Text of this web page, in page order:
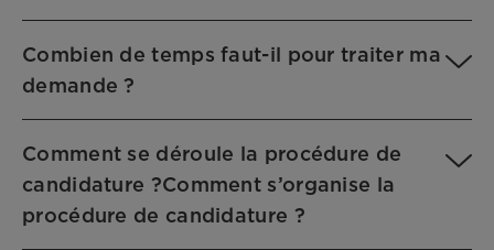
Combien de temps faut-il pour traiter ma
demande ?
Comment se déroule la procédure de
candidature ?Comment s’organise la
procédure de candidature ?